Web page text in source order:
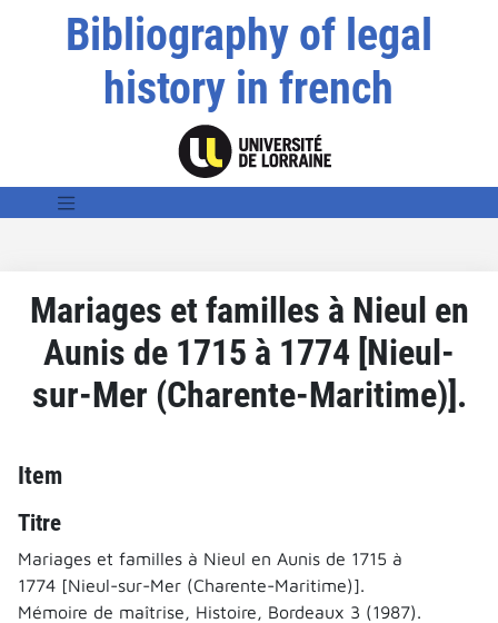
Bibliography of legal
history in french
Mariages et familles à Nieul en
Aunis de 1715 à 1774 [Nieul-
sur-Mer (Charente-Maritime)].
Item
Titre
Mariages et familles à Nieul en Aunis de 1715 à
1774 [Nieul-sur-Mer (Charente-Maritime)].
Mémoire de maîtrise, Histoire, Bordeaux 3 (1987).